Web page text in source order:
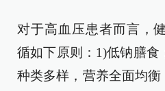
对于高血压患者而言，
循如下原则：1)低钠膳食
种类多样，营养全面均